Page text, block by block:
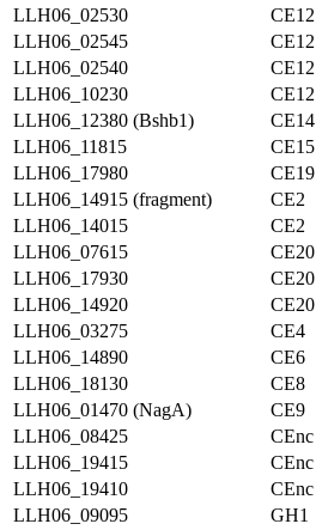
LLH06_02530
CE12
LLH06_02545
CE12
LLH06_02540
CE12
LLH06_10230
CE12
LLH06_12380 (Bshb1)
CE14
LLH06_11815
CE15
LLH06_17980
CE19
LLH06_14915 (fragment)
CE2
LLH06_14015
CE2
LLH06_07615
CE20
LLH06_17930
CE20
LLH06_14920
CE20
LLH06_03275
CE4
LLH06_14890
CE6
LLH06_18130
CE8
LLH06_01470 (NagA)
CE9
LLH06_08425
CEnc
LLH06_19415
CEnc
LLH06_19410
CEnc
LLH06_09095
GH1